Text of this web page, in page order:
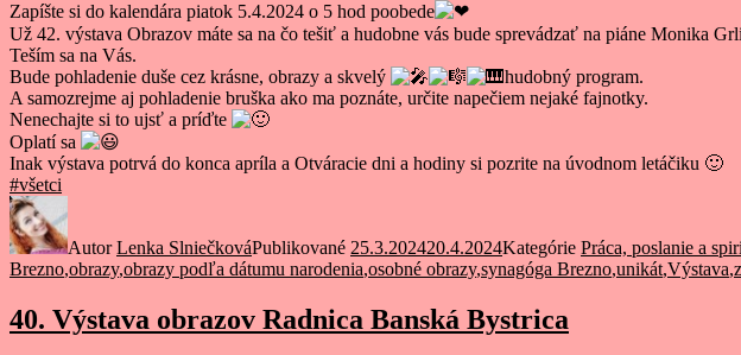
Zapíšte si do kalendára piatok 5.4.2024 o 5 hod poobede
Už 42. výstava Obrazov máte sa na čo tešiť a hudobne vás bude sprevádzať na piáne Monika
Teším sa na Vás.
Bude pohladenie duše cez krásne, obrazy a skvelý
hudobný program.
A samozrejme aj pohladenie bruška ako ma poznáte, určite napečiem nejaké fajnotky.
Nenechajte si to ujsť a príďte
Oplatí sa
Inak výstava potrvá do konca apríla a Otváracie dni a hodiny si pozrite na úvodnom letáčiku 🙂
#všetci
AutorLenka SlniečkováPublikované 25.3.202420.4.2024Kategórie Práca, poslanie a
Brezno,obrazy,obrazy podľa dátumu narodenia,osobné obrazy,synagóga Brezno,unikát,Výstava,
40. Výstava obrazov Radnica Banská Bystrica